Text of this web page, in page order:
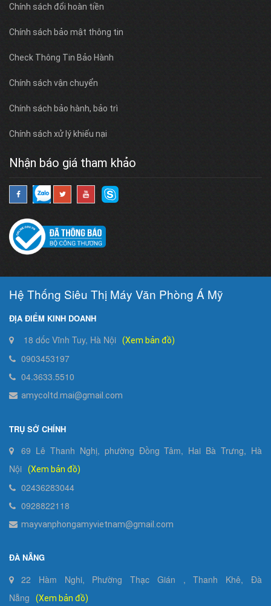
Chính sách đổi hoàn tiền
Chính sách bảo mật thông tin
Check Thông Tin Bảo Hành
Chính sách vận chuyển
Chính sách bảo hành, bảo trì
Chính sách xử lý khiếu nại
Nhận báo giá tham khảo
Hệ Thống Siêu Thị Máy Văn Phòng Á Mỹ
ĐỊA ĐIỂM KINH DOANH
18 dốc Vĩnh Tuy, Hà Nội (Xem bản đồ)
0903453197
04.3633.5510
amycoltd.mai@gmail.com
TRỤ SỞ CHÍNH
69 Lê Thanh Nghị, phường Đồng Tâm, Hai Bà Trưng, Hà
Nội
(Xem bản đồ)
02436283044
0928822118
mayvanphongamyvietnam@gmail.com
ĐÀ NẴNG
22 Hàm Nghi, Phường Thạc Gián , Thanh Khê, Đà
Nẵng
(Xem bản đồ)